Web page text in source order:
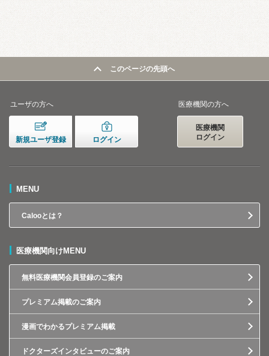
このページの先頭へ
ユーザの方へ
新規ユーザ登録 ログイン
医療機関の方へ
医療機関
ログイン
MENU
Calooとは？
医療機関向けMENU
無料医療機関会員登録のご案内
プレミアム掲載のご案内
漫画でわかるプレミアム掲載
ドクターズインタビューのご案内